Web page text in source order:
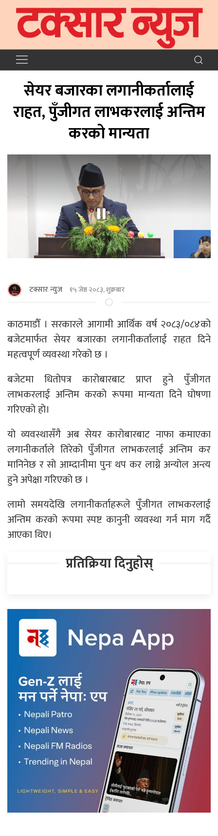
सेयर बजारका लगानीकर्तालाई
राहत, पुँजीगत लाभकरलाई अन्तिम
करको मान्यता
टक्सार न्युज १५ जेष्ठ २०८३, शुक्रबार
काठमाडौँ । सरकारले आगामी आर्थिक वर्ष २०८३/०८४को
बजेटमार्फत सेयर बजारका लगानीकर्तालाई राहत दिने
महत्वपूर्ण व्यवस्था गरेको छ ।
बजेटमा धितोपत्र कारोबारबाट प्राप्त हुने पुँजीगत
लाभकरलाई अन्तिम करको रूपमा मान्यता दिने घोषणा
गरिएको हो।
यो व्यवस्थासँगै अब सेयर कारोबारबाट नाफा कमाएका
लगानीकर्ताले तिरेको पुँजीगत लाभकरलाई अन्तिम कर
मानिनेछ र सो आम्दानीमा पुनः थप कर लाग्ने अन्योल अन्त्य
हुने अपेक्षा गरिएको छ ।
लामो समयदेखि लगानीकर्ताहरूले पुँजीगत लाभकरलाई
अन्तिम करको रूपमा स्पष्ट कानुनी व्यवस्था गर्न माग गर्दै
आएका थिए।
प्रतिक्रिया दिनुहोस्